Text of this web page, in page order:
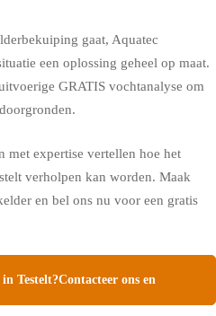
gaat, Aquatec
een oplossing geheel op maat.
GRATIS vochtanalyse om
met expertise vertellen hoe het
verholpen kan worden. Maak
en bel ons nu voor een gratis
Testelt?Contacteer ons en